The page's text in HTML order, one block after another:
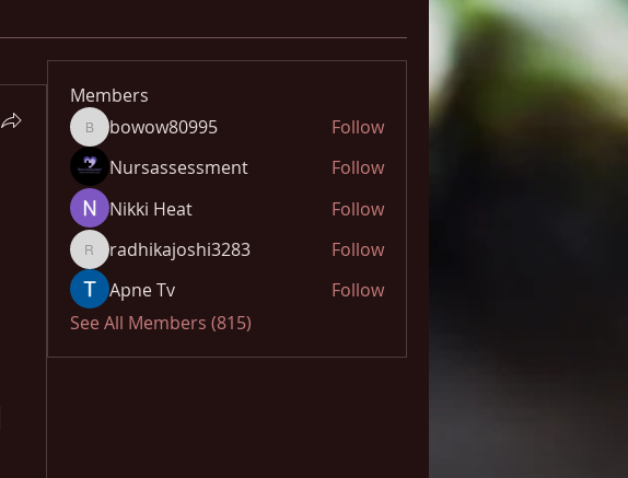
Members
bowow80995
bowow80995
Follow
Nursassessment
Follow
Nikki Heat
Follow
radhikajoshi3283
radhikajoshi3283
Follow
Apne Tv
Follow
See All Members (815)